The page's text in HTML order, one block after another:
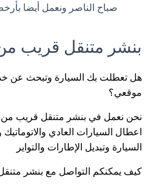
صباح الناصر ونعمل أيضا
بنشر متنقل قريب
هل تعطلت بك السيارة وتبحث عن
موقعي؟
نحن نعمل في بنشر متنقل قريب
اعطال السيارات العادي
السيارة وتبديل الإطارات والتواير
كيف يمكنكم التواصل مع بنشر